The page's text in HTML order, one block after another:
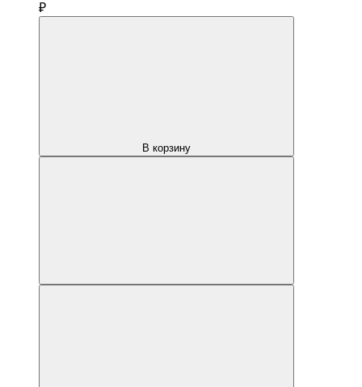
₽
В корзину